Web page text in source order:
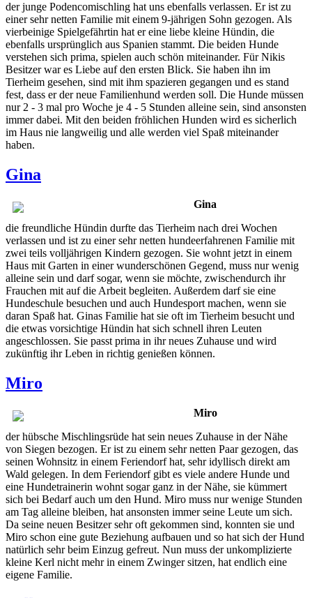
der junge Podencomischling hat uns ebenfalls verlassen. Er ist zu
einer sehr netten Familie mit einem 9-jährigen Sohn gezogen. Als
vierbeinige Spielgefährtin hat er eine liebe kleine Hündin, die
ebenfalls ursprünglich aus Spanien stammt. Die beiden Hunde
verstehen sich prima, spielen auch schön miteinander. Für Nikis
Besitzer war es Liebe auf den ersten Blick. Sie haben ihn im
Tierheim gesehen, sind mit ihm spazieren gegangen und es stand
fest, dass er der neue Familienhund werden soll. Die Hunde müssen
nur 2 - 3 mal pro Woche je 4 - 5 Stunden alleine sein, sind ansonsten
immer dabei. Mit den beiden fröhlichen Hunden wird es sicherlich
im Haus nie langweilig und alle werden viel Spaß miteinander
haben.
Gina
Gina
die freundliche Hündin durfte das Tierheim nach drei Wochen
verlassen und ist zu einer sehr netten hundeerfahrenen Familie mit
zwei teils volljährigen Kindern gezogen. Sie wohnt jetzt in einem
Haus mit Garten in einer wunderschönen Gegend, muss nur wenig
alleine sein und darf sogar, wenn sie möchte, zwischendurch ihr
Frauchen mit auf die Arbeit begleiten. Außerdem darf sie eine
Hundeschule besuchen und auch Hundesport machen, wenn sie
daran Spaß hat. Ginas Familie hat sie oft im Tierheim besucht und
die etwas vorsichtige Hündin hat sich schnell ihren Leuten
angeschlossen. Sie passt prima in ihr neues Zuhause und wird
zukünftig ihr Leben in richtig genießen können.
Miro
Miro
der hübsche Mischlingsrüde hat sein neues Zuhause in der Nähe
von Siegen bezogen. Er ist zu einem sehr netten Paar gezogen, das
seinen Wohnsitz in einem Feriendorf hat, sehr idyllisch direkt am
Wald gelegen. In dem Feriendorf gibt es viele andere Hunde und
eine Hundetrainerin wohnt sogar ganz in der Nähe, sie kümmert
sich bei Bedarf auch um den Hund. Miro muss nur wenige Stunden
am Tag alleine bleiben, hat ansonsten immer seine Leute um sich.
Da seine neuen Besitzer sehr oft gekommen sind, konnten sie und
Miro schon eine gute Beziehung aufbauen und so hat sich der Hund
natürlich sehr beim Einzug gefreut. Nun muss der unkomplizierte
kleine Kerl nicht mehr in einem Zwinger sitzen, hat endlich eine
eigene Familie.